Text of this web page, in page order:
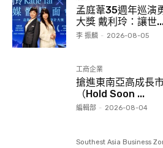
孟庭葦35週年巡演
大獎 戴利玲：讓世
李 振麟 - 2026-08-05
工商企業
搶進東南亞高成長
（Hold Soon ...
編輯部 - 2026-08-04
Southest Asia Business